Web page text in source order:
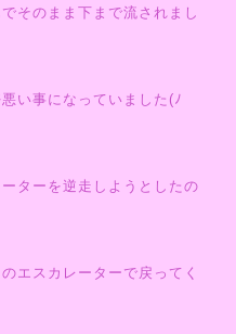
そのまま下まで流されまし
い事になっていました(ﾉ
ターを逆走しようとしたの
エスカレーターで戻ってく